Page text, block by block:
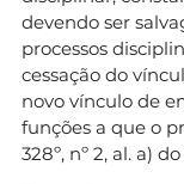
devendo ser
processos
cessação do
novo vínculo de
funções a que o
328º, nº 2, al. a)